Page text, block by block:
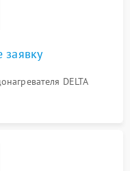
заявку
DELTA